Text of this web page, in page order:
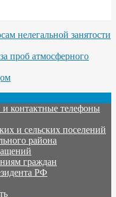
нелегальной занятости
проб атмосферного
контактные телефоны
и сельских поселений
района
граждан
РФ